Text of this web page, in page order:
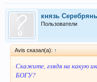
князь
Пользователи
Avis сказал(а): ↑
Скажите, глядя на какую
БОГУ?